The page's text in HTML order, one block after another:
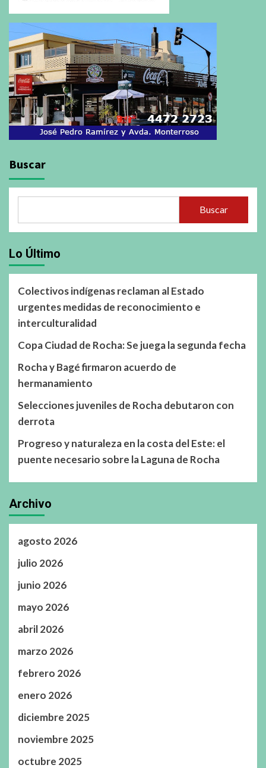
Buscar
Buscar
Lo Último
Colectivos indígenas reclaman al Estado
urgentes medidas de reconocimiento e
interculturalidad
Copa Ciudad de Rocha: Se juega la segunda fecha
Rocha y Bagé firmaron acuerdo de
hermanamiento
Selecciones juveniles de Rocha debutaron con
derrota
Progreso y naturaleza en la costa del Este: el
puente necesario sobre la Laguna de Rocha
Archivo
agosto 2026
julio 2026
junio 2026
mayo 2026
abril 2026
marzo 2026
febrero 2026
enero 2026
diciembre 2025
noviembre 2025
octubre 2025